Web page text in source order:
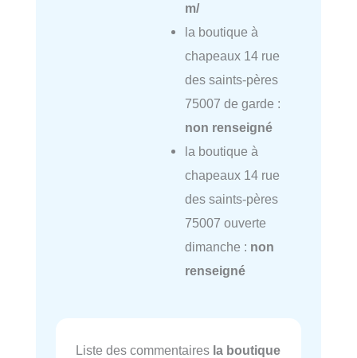
m/
la boutique à
chapeaux 14 rue
des saints-pères
75007 de garde :
non renseigné
la boutique à
chapeaux 14 rue
des saints-pères
75007 ouverte
dimanche : non
renseigné
Liste des commentaires la boutique